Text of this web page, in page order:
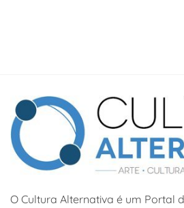
O Cultura Alternativa é um Portal